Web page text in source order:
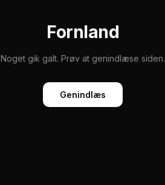
Fornland
Noget gik galt. Prøv at genindlæse siden.
Genindlæs